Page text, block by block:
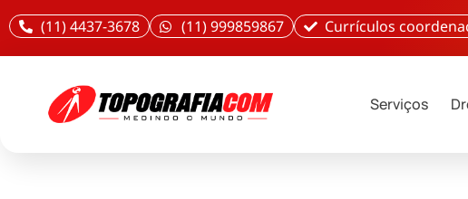
(11) 4437-3678 (11) 999859867 Currículos
Serviços